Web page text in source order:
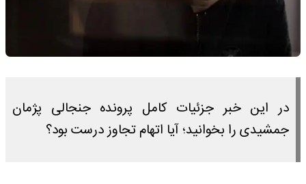
در این خبر جزئیات کامل پرونده جنجالی پژمان
جمشیدی را بخوانید؛ آیا اتهام تجاوز درست بود؟